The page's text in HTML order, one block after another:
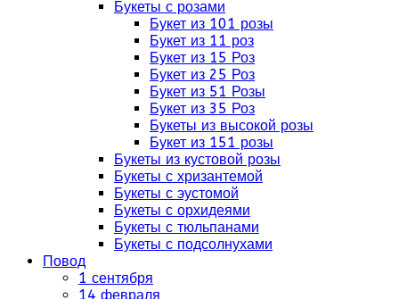
Букеты с розами
Букет из 101 розы
Букет из 11 роз
Букет из 15 Роз
Букет из 25 Роз
Букет из 51 Розы
Букет из 35 Роз
Букеты из высокой розы
Букет из 151 розы
Букеты из кустовой розы
Букеты с хризантемой
Букеты с эустомой
Букеты с орхидеями
Букеты с тюльпанами
Букеты с подсолнухами
Повод
1 сентября
14 февраля